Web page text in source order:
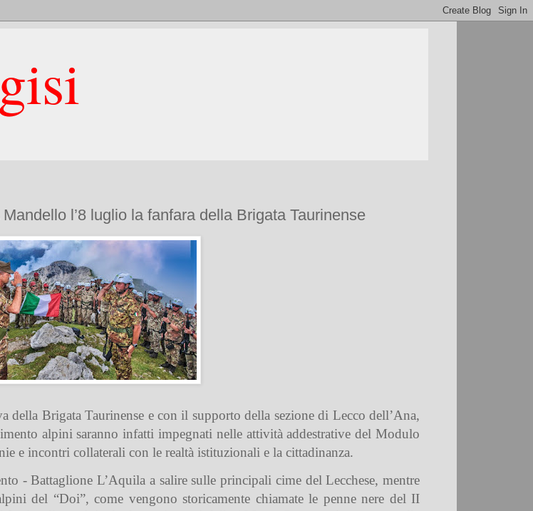
l’8 luglio la fanfara della Brigata Taurinense
Brigata Taurinense e con il supporto della sezione di Lecco dell’Ana,
alpini saranno infatti impegnati nelle attività addestrative del Modulo
e incontri collaterali con le realtà istituzionali e la cittadinanza.
- Battaglione L’Aquila a salire sulle principali cime del Lecchese, mentre
del “Doi”, come vengono storicamente chiamate le penne nere del II